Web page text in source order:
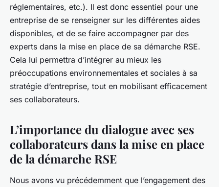
réglementaires, etc.). Il est donc essentiel pour une
entreprise de se renseigner sur les différentes aides
disponibles, et de se faire accompagner par des
experts dans la mise en place de sa démarche RSE.
Cela lui permettra d’intégrer au mieux les
préoccupations environnementales et sociales à sa
stratégie d’entreprise, tout en mobilisant efficacement
ses collaborateurs.
L’importance du dialogue avec ses
collaborateurs dans la mise en place
de la démarche RSE
Nous avons vu précédemment que l’engagement des